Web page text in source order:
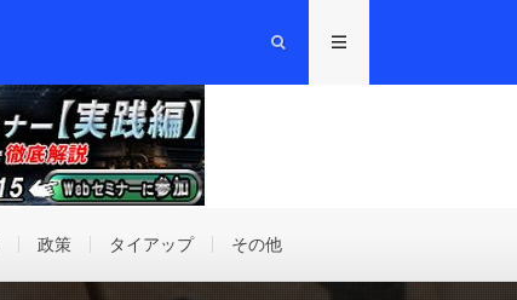
政策 タイアップ その他